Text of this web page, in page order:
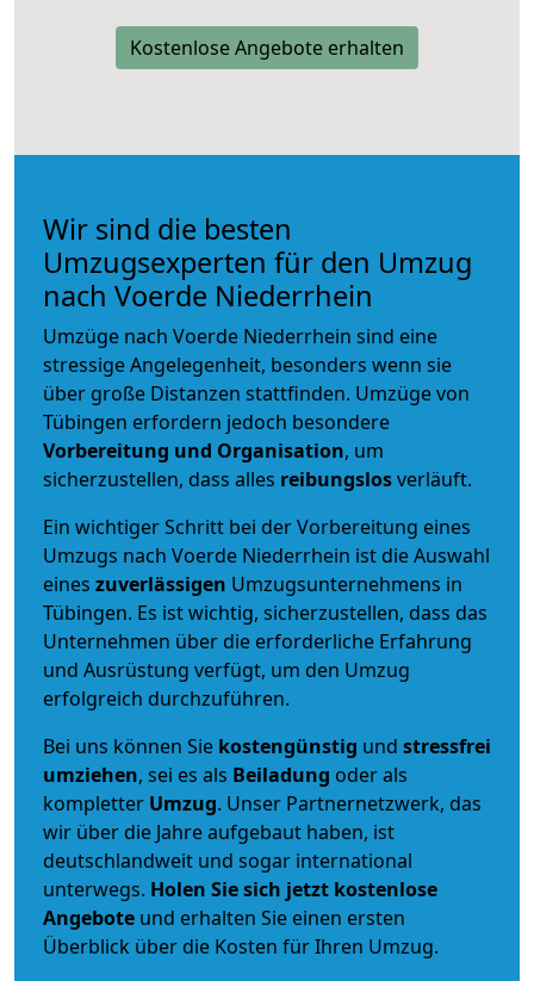
Kostenlose Angebote erhalten
Wir sind die besten
Umzugsexperten für den Umzug
nach Voerde Niederrhein
Umzüge nach Voerde Niederrhein sind eine
stressige Angelegenheit, besonders wenn sie
über große Distanzen stattfinden. Umzüge von
Tübingen erfordern jedoch besondere
Vorbereitung und Organisation, um
sicherzustellen, dass alles reibungslosverläuft.
Ein wichtiger Schritt bei der Vorbereitung eines
Umzugs nach Voerde Niederrhein ist die Auswahl
eines zuverlässigen Umzugsunternehmens in
Tübingen. Es ist wichtig, sicherzustellen, dass das
Unternehmen über die erforderliche Erfahrung
und Ausrüstung verfügt, um den Umzug
erfolgreich durchzuführen.
Bei uns können Sie kostengünstig und stressfrei
umziehen, sei es als Beiladung oder als
kompletter Umzug. Unser Partnernetzwerk, das
wir über die Jahre aufgebaut haben, ist
deutschlandweit und sogar international
unterwegs. Holen Sie sich jetzt kostenlose
Angebote und erhalten Sie einen ersten
Überblick über die Kosten für Ihren Umzug.